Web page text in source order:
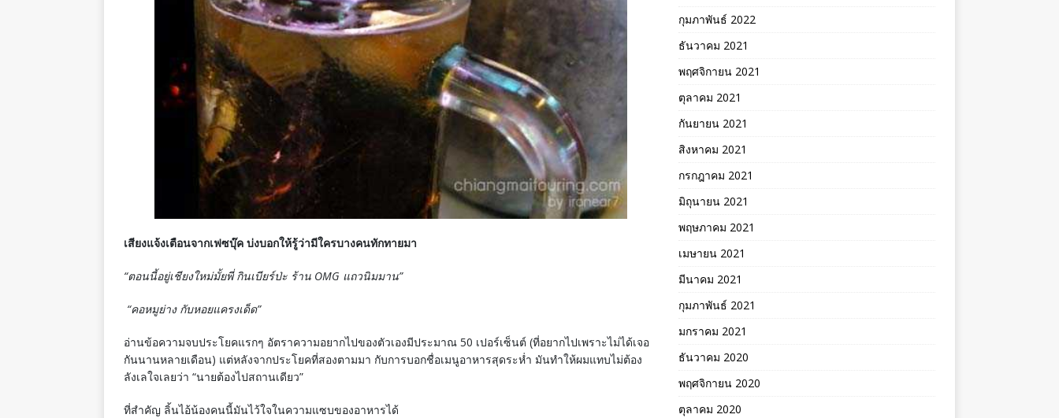
เสียงแจ้งเตือนจากเฟซบุ๊ค บ่งบอกให้รู้ว่ามีใครบางคนทักทายมา
“ตอนนี้อยู่เชียงใหม่มั้ยพี่ กินเบียร์ป่ะ ร้าน OMG แถวนิมมาน”
“คอหมูย่าง กับหอยแครงเด็ด”
อ่านข้อความจบประโยคแรกๆ อัตราความอยากไปของตัวเองมีประมาณ 50 เปอร์เซ็นต์ (ที่อยากไปเพราะไม่ได้เจอ
กันนานหลายเดือน) แต่หลังจากประโยคที่สองตามมา กับการบอกชื่อเมนูอาหารสุดระห่ำ มันทำให้ผมแทบไม่ต้อง
ลังเลใจเลยว่า “นายต้องไปสถานเดียว”
ที่สำคัญ ลิ้นไอ้น้องคนนี้มันไว้ใจในความแซบของอาหารได้
กุมภาพันธ์ 2022
ธันวาคม 2021
พฤศจิกายน 2021
ตุลาคม 2021
กันยายน 2021
สิงหาคม 2021
กรกฎาคม 2021
มิถุนายน 2021
พฤษภาคม 2021
เมษายน 2021
มีนาคม 2021
กุมภาพันธ์ 2021
มกราคม 2021
ธันวาคม 2020
พฤศจิกายน 2020
ตุลาคม 2020